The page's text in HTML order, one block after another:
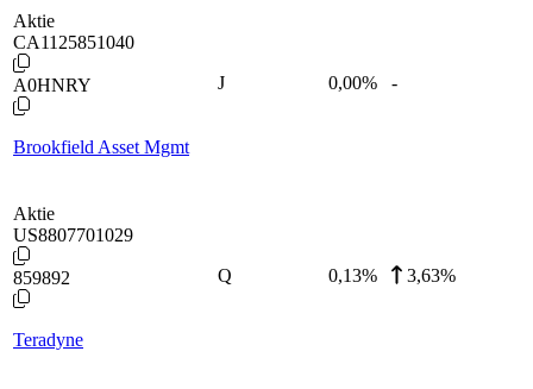
Aktie
CA1125851040
A0HNRY
Brookfield Asset Mgmt
J 0,00% -
Aktie
US8807701029
859892
Teradyne
Q 0,13% 3,63%